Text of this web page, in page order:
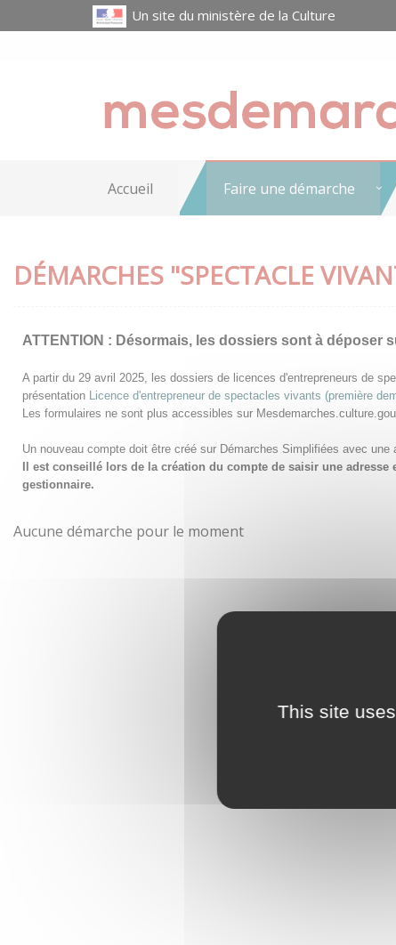
This site
Un site du ministère de la Culture
Accueil Faire une démarche
DÉMARCHES "SPECTACLE
ATTENTION : Désormais, les dossiers sont à déposer
A partir du 29 avril 2025, les dossiers de licences d'entrepreneurs de
présentation Licence d'entrepreneur de spectacles vivants (première
Les formulaires ne sont plus accessibles sur
Un nouveau compte doit être créé sur Démarches Simplifiées avec
Il est conseillé lors de la création du compte de saisir une
gestionnaire.
Aucune démarche pour le moment